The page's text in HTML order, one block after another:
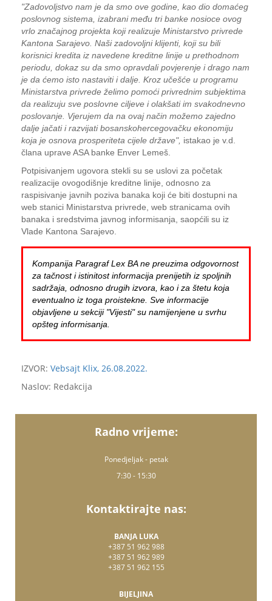
"Zadovoljstvo nam je da smo ove godine, kao dio domaćeg
poslovnog sistema, izabrani među tri banke nosioce ovog
vrlo značajnog projekta koji realizuje Ministarstvo privrede
Kantona Sarajevo. Naši zadovoljni klijenti, koji su bili
korisnici kredita iz navedene kreditne linije u prethodnom
periodu, dokaz su da smo opravdali povjerenje i drago nam
je da ćemo isto nastaviti i dalje. Kroz učešće u programu
Ministarstva privrede želimo pomoći privrednim subjektima
da realizuju sve poslovne ciljeve i olakšati im svakodnevno
poslovanje. Vjerujem da na ovaj način možemo zajedno
dalje jačati i razvijati bosanskohercegovačku ekonomiju
koja je osnova prosperiteta cijele države", istakao je v.d.
člana uprave ASA banke Enver Lemeš.
Potpisivanjem ugovora stekli su se uslovi za početak
realizacije ovogodišnje kreditne linije, odnosno za
raspisivanje javnih poziva banaka koji će biti dostupni na
web stanici Ministarstva privrede, web stranicama ovih
banaka i sredstvima javnog informisanja, saopćili su iz
Vlade Kantona Sarajevo.
Kompanija Paragraf Lex BA ne preuzima odgovornost
za tačnost i istinitost informacija prenijetih iz spoljnih
sadržaja, odnosno drugih izvora, kao i za štetu koja
eventualno iz toga proistekne. Sve informacije
objavljene u sekciji "Vijesti" su namijenjene u svrhu
opšteg informisanja.
IZVOR: Vebsajt Klix, 26.08.2022.
Naslov: Redakcija
Radno vrijeme:
Ponedjeljak - petak
7:30 - 15:30
Kontaktirajte nas:
BANJA LUKA
+387 51 962 988
+387 51 962 989
+387 51 962 155
BIJELJINA